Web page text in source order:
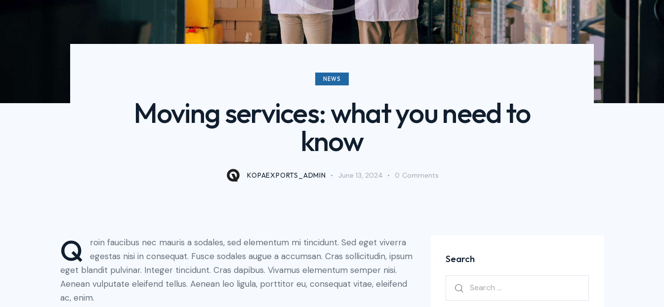
NEWS
Moving services: what you need to
know
KOPAEXPORTS_ADMIN June 13, 2024 0 Comments
Q
roin faucibus nec mauris a sodales, sed elementum mi tincidunt. Sed eget viverra
egestas nisi in consequat. Fusce sodales augue a accumsan. Cras sollicitudin, ipsum
eget blandit pulvinar. Integer tincidunt. Cras dapibus. Vivamus elementum semper nisi.
Aenean vulputate eleifend tellus. Aenean leo ligula, porttitor eu, consequat vitae, eleifend
ac, enim.
Search